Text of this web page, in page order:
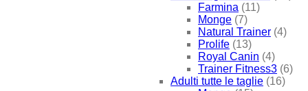
Farmina (11)
Monge (7)
Natural Trainer (4)
Prolife (13)
Royal Canin (4)
Trainer Fitness3 (6)
Adulti tutte le taglie (16)